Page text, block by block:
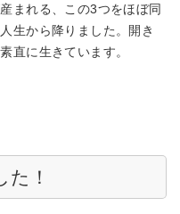
まれる、この3つをほぼ同
生から降りました。開き
直に生きています。
！